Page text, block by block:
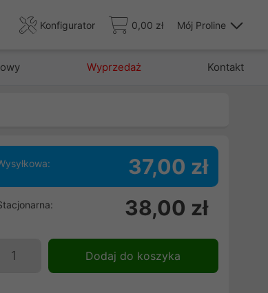
Konfigurator 0,00 zł Mój Proline
Wyprzedaż Kontakt
37,00 zł
38,00 zł
Dodaj do koszyka